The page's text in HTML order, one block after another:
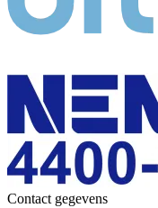
Contact gegevens